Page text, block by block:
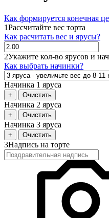
Как формируется конечная
1Рассчитайте вес торта
Как расчитать вес и ярусы?
2Укажите кол-во ярусов и
Как выбрать начинки?
Начинка 1 яруса
+ Очистить
Начинка 2 яруса
+ Очистить
Начинка 3 яруса
+ Очистить
3Надпись на торте